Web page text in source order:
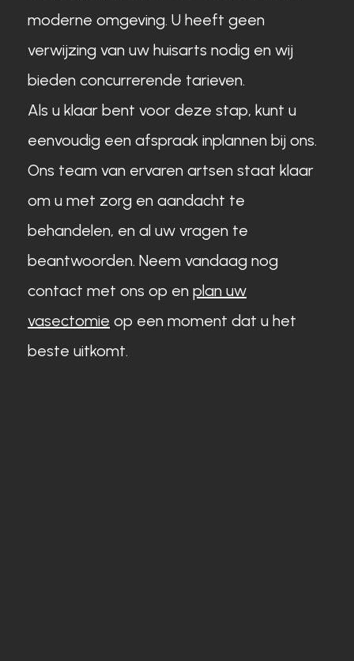
moderne omgeving. U heeft geen
verwijzing van uw huisarts nodig en wij
bieden concurrerende tarieven.
Als u klaar bent voor deze stap, kunt u
eenvoudig een afspraak inplannen bij ons.
Ons team van ervaren artsen staat klaar
om u met zorg en aandacht te
behandelen, en al uw vragen te
beantwoorden. Neem vandaag nog
contact met ons op en plan uw
vasectomie op een moment dat u het
beste uitkomt.